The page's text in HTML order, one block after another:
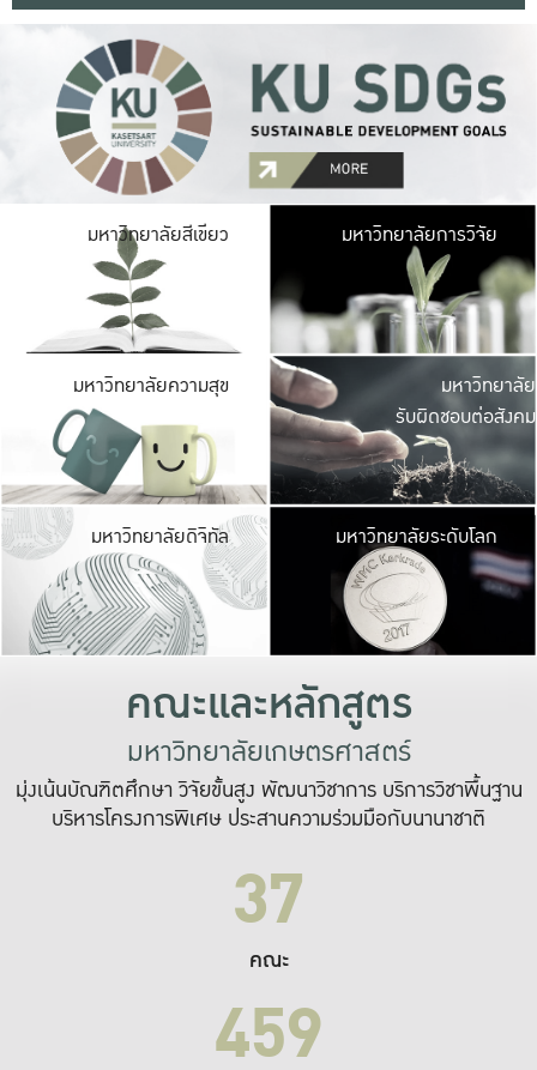
มหาวิทยาลัยสีเขียว มหาวิ
มีพื้นที่เขียวสดใส
เป็นป่าในเมือง เกษต
มหาวิทยาลัยการวิจัย
มหาวิทยาลัยความสุข มหาวิ
ค
เปิดประ
และพบเรื่องราวใ
มหาวิทยาลัย
รับผิดชอบต่อสังคม
มหาวิทยาลัยดิจิทัล มหาวิ
เปลี่ยนแปลง แล
เพื่อทำง
ระบบสารสนเทศ
มหาวิทยาลัยระดับโลก
คณะและหลักสูตร
มหาวิทยาลัยเกษตรศาสตร์
มุ่งเน้นบัณฑิตศึกษา วิจัยขั้นสูง พัฒนาวิชาการ บริการวิชาพื้นฐาน
บริหารโครงการพิเศษ ประสานความร่วมมือกับนานาชาติ
37
คณะ
459